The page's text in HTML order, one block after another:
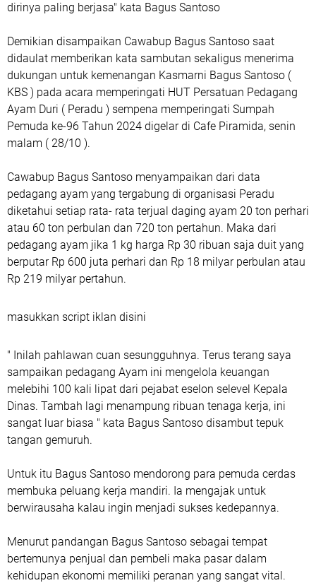
dirinya paling berjasa" kata Bagus Santoso
Demikian disampaikan Cawabup Bagus Santoso saat
didaulat memberikan kata sambutan sekaligus menerima
dukungan untuk kemenangan Kasmarni Bagus Santoso (
KBS ) pada acara memperingati HUT Persatuan Pedagang
Ayam Duri ( Peradu ) sempena memperingati Sumpah
Pemuda ke-96 Tahun 2024 digelar di Cafe Piramida, senin
malam ( 28/10 ).
Cawabup Bagus Santoso menyampaikan dari data
pedagang ayam yang tergabung di organisasi Peradu
diketahui setiap rata- rata terjual daging ayam 20 ton perhari
atau 60 ton perbulan dan 720 ton pertahun. Maka dari
pedagang ayam jika 1 kg harga Rp 30 ribuan saja duit yang
berputar Rp 600 juta perhari dan Rp 18 milyar perbulan atau
Rp 219 milyar pertahun.
masukkan script iklan disini
" Inilah pahlawan cuan sesungguhnya. Terus terang saya
sampaikan pedagang Ayam ini mengelola keuangan
melebihi 100 kali lipat dari pejabat eselon selevel Kepala
Dinas. Tambah lagi menampung ribuan tenaga kerja, ini
sangat luar biasa " kata Bagus Santoso disambut tepuk
tangan gemuruh.
Untuk itu Bagus Santoso mendorong para pemuda cerdas
membuka peluang kerja mandiri. Ia mengajak untuk
berwirausaha kalau ingin menjadi sukses kedepannya.
Menurut pandangan Bagus Santoso sebagai tempat
bertemunya penjual dan pembeli maka pasar dalam
kehidupan ekonomi memiliki peranan yang sangat vital.